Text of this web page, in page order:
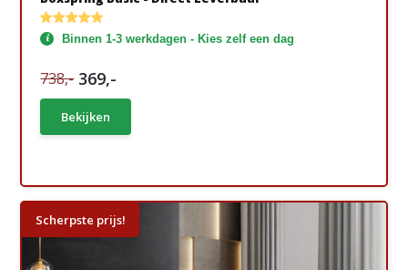
Binnen 1-3 werkdagen - Kies zelf een dag
738,- 369,-
Bekijken
Scherpste prijs!